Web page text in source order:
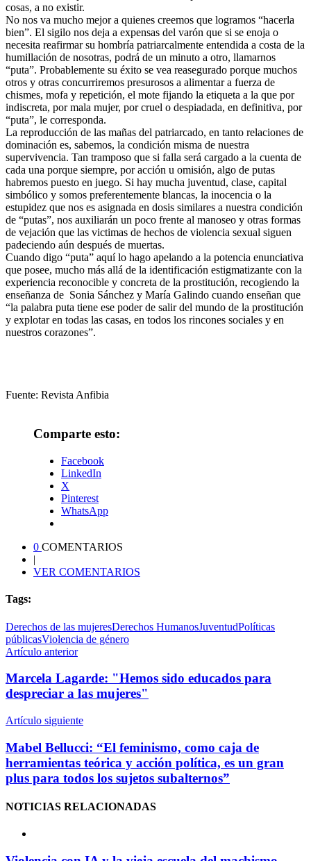
cosas, a no existir.
No nos va mucho mejor a quienes creemos que logramos “hacerla
bien”. El sigilo nos deja a expensas del varón que si se enoja o
necesita reafirmar su hombría patriarcalmente entendida a costa de la
humillación de nosotras, podrá de un minuto a otro, llamarnos
“puta”. Probablemente su éxito se vea reasegurado porque muchos
otros y otras concurriremos presurosos a alimentar a fuerza de
chismes, mofa y repetición, el mote fijando la etiqueta a la que por
indiscreta, por mala mujer, por cruel o despiadada, en definitiva, por
“puta”, le corresponda.
La reproducción de las mañas del patriarcado, en tanto relaciones de
dominación es, sabemos, la condición misma de nuestra
supervivencia. Tan tramposo que si falla será cargado a la cuenta de
cada una porque siempre, por acción u omisión, algo de putas
habremos puesto en juego. Si hay mucha juventud, clase, capital
simbólico y somos preferentemente blancas, la inocencia o la
estupidez que nos es asignada en dosis similares a nuestra condición
de “putas”, nos auxiliarán un poco frente al manoseo y otras formas
de vejación que las victimas de hechos de violencia sexual siguen
padeciendo aún después de muertas.
Cuando digo “puta” aquí lo hago apelando a la potencia enunciativa
que posee, mucho más allá de la identificación estigmatizante con la
experiencia reconocible y concreta de la prostitución, recogiendo la
enseñanza de Sonia Sánchez y María Galindo cuando enseñan que
“la palabra puta tiene ese poder de salir del mundo de la prostitución
y explotar en todas las casas, en todos los rincones sociales y en
nuestros corazones”.
Fuente: Revista Anfibia
Comparte esto:
Facebook
LinkedIn
X
Pinterest
WhatsApp
0 COMENTARIOS
|
VER COMENTARIOS
Tags:
Derechos de las mujeresDerechos HumanosJuventudPolíticas
públicasViolencia de género
Artículo anterior
Marcela Lagarde: "Hemos sido educados para
despreciar a las mujeres"
Artículo siguiente
Mabel Bellucci: “El feminismo, como caja de
herramientas teórica y acción política, es un gran
plus para todos los sujetos subalternos”
NOTICIAS RELACIONADAS